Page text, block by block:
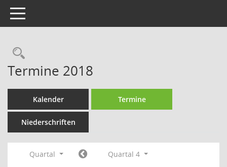
Toggle navigation
Rechercheauswahl
Termine 2018
Kalender Termine
Niederschriften
Quartal
Quartal 4